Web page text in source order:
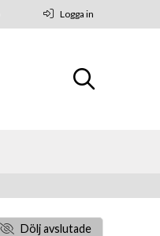
Logga in
Dölj avslutade